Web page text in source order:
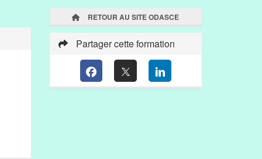
RETOUR AU SITE ODASCE
Partager cette formation